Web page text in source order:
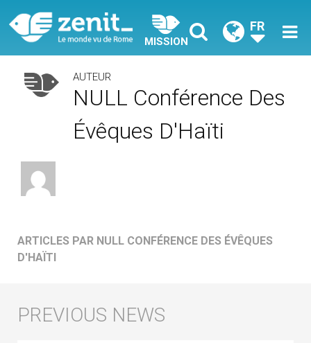
MISSION
FR
AUTEUR
NULL Conférence Des
Évêques D'Haïti
ARTICLES PAR NULL CONFÉRENCE DES ÉVÊQUES
D'HAÏTI